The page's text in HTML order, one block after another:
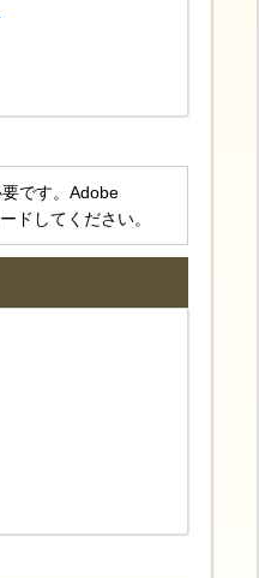
です。Adobe
ドしてください。